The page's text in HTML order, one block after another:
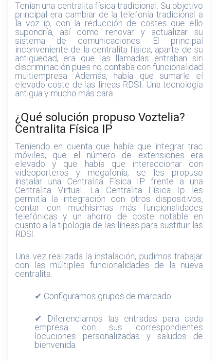
Tenían una centralita física tradicional. Su objetivo
principal era cambiar de la telefonía tradicional a
la voz ip, con la reducción de costes que ello
supondría, así como renovar y actualizar su
sistema de comunicaciones. El principal
inconveniente de la centralita física, aparte de su
antigüedad, era que las llamadas entraban sin
discriminación pues no contaba con funcionalidad
multiempresa. Además, había que sumarle el
elevado coste de las líneas RDSI. Una tecnología
antigua y mucho más cara.
¿Qué solución propuso Voztelia?
Centralita Física IP
Teniendo en cuenta que había que integrar trac
móviles, que el número de extensiones era
elevado y que había que interaccionar con
videoporteros y megafonía, se les propuso
instalar una Centralita Física IP frente a una
Centralita Virtual. La Centralita Física Ip les
permitía la integración con otros dispositivos,
contar con muchísimas más funcionalidades
telefónicas y un ahorro de coste notable en
cuanto a la tipología de las líneas para sustituir las
RDSI.
Una vez realizada la instalación, pudimos trabajar
con las múltiples funcionalidades de la nueva
centralita.
✔ Configuramos grupos de marcado.
✔ Diferenciamos las entradas para cada
empresa con sus correspondientes
locuciones personalizadas y saludos de
bienvenida.